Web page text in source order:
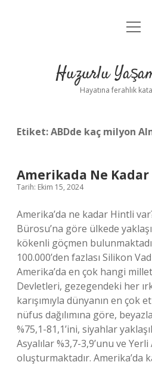
Anasayfa
Yasal
Huzurlu
Hayatına ferahlık
Etiket:ABDde kaç milyon
Amerikada Ne
Tarih: Ekim 15, 2024
Amerika’da ne kadar Hintli
Bürosu’na göre ülkede
kökenli göçmen
100.000’den fazlası Silikon
Amerika’da en çok hangi
Devletleri, gezegendeki her
karışımıyla dünyanın en çok
nüfus dağılımına göre,
%75,1-81,1’ini, siyahlar
Asyalılar %3,7-3,9’unu ve Yerli
oluşturmaktadır. Amerika’da